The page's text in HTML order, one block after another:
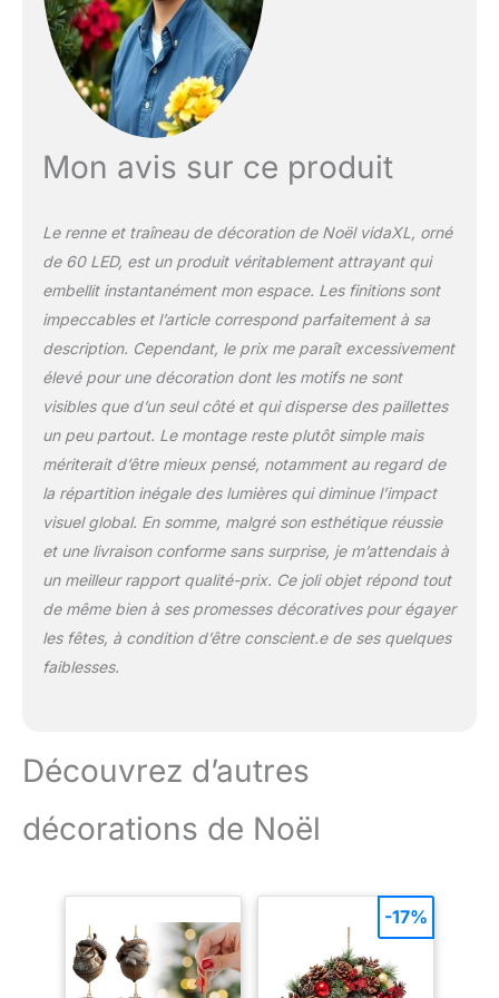
effets, l'éclairage lent, le
scintillement/clignotement, la
vague, la poursuite/le
ruissellement de l'eau, le
séquentiel, l'allumage
crée une ambiance de
Mon avis sur ce produit
Le renne et traîneau de décoration de Noël vidaXL, orné
de 60 LED, est un produit véritablement attrayant qui
embellit instantanément mon espace. Les finitions sont
impeccables et l’article correspond parfaitement à sa
description. Cependant, le prix me paraît excessivement
élevé pour une décoration dont les motifs ne sont
visibles que d’un seul côté et qui disperse des paillettes
un peu partout. Le montage reste plutôt simple mais
mériterait d’être mieux pensé, notamment au regard de
la répartition inégale des lumières qui diminue l’impact
visuel global. En somme, malgré son esthétique réussie
et une livraison conforme sans surprise, je m’attendais à
un meilleur rapport qualité-prix. Ce joli objet répond tout
de même bien à ses promesses décoratives pour égayer
les fêtes, à condition d’être conscient.e de ses quelques
faiblesses.
Découvrez d’autres
décorations de Noël
-17%